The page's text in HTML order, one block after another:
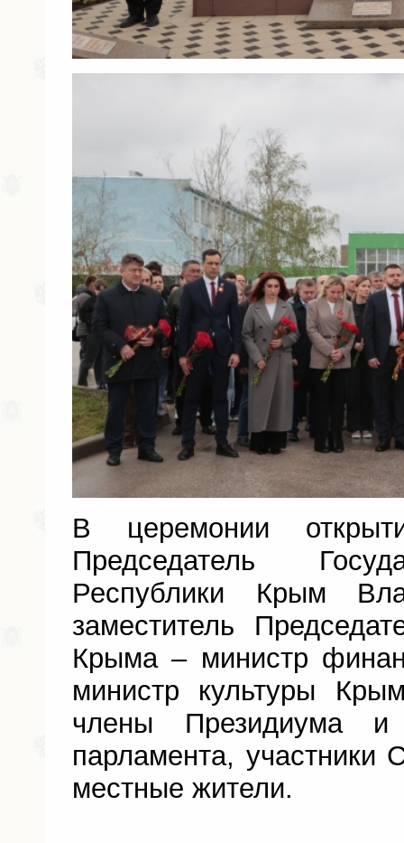
В церемонии
Председатель
Республики Крым
заместитель
Крыма – министр
министр культуры
члены Президиума и
парламента,
местные жители.